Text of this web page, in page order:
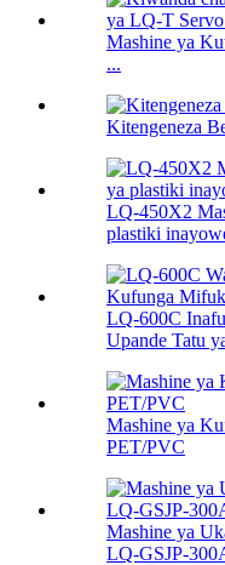
Mashine ya
...
Kitengeneza
LQ-450X2
plastiki
LQ-600C
Upande Tatu
Mashine ya
PET/PVC
Mashine ya
LQ-GSJP-